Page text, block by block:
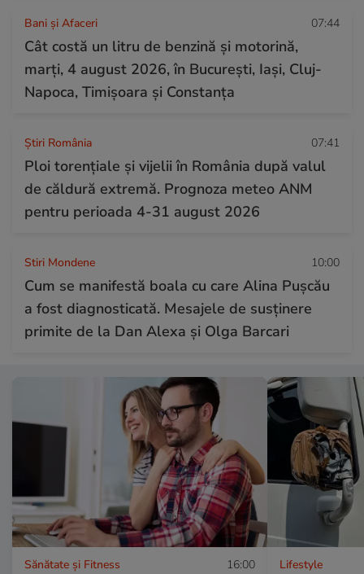
Bani și Afaceri 07:44
Cât costă un litru de benzină și motorină,
marți, 4 august 2026, în București, Iași, Cluj-
Napoca, Timișoara și Constanța
Știri România 07:41
Ploi torențiale și vijelii în România după valul
de căldură extremă. Prognoza meteo ANM
pentru perioada 4-31 august 2026
Stiri Mondene 10:00
Cum se manifestă boala cu care Alina Pușcău
a fost diagnosticată. Mesajele de susținere
primite de la Dan Alexa și Olga Barcari
Sănătate și Fitness 16:00 Lifestyle